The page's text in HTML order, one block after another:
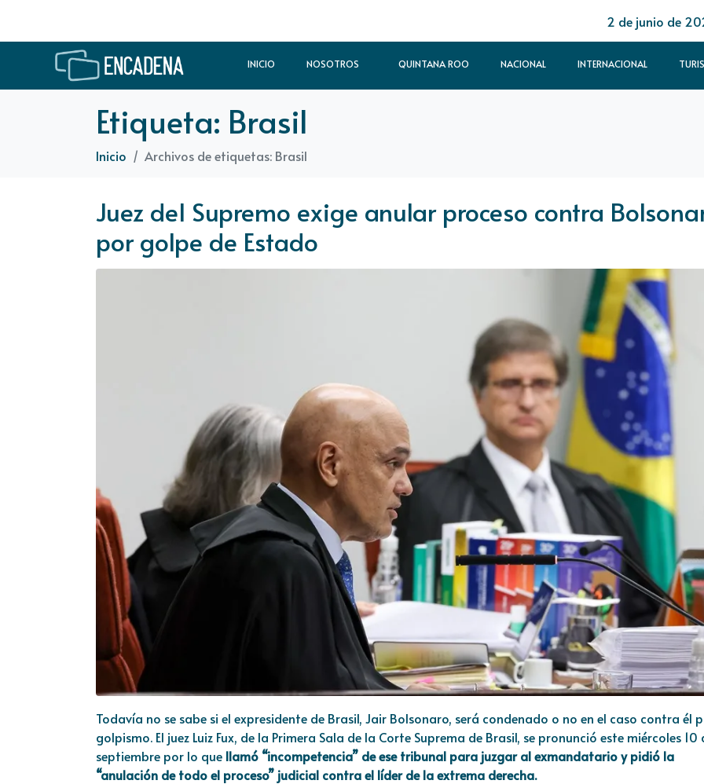
2 de junio de
INICIO NOSOTROS QUINTANA ROO NACIONAL INTERNACIONAL
Etiqueta: Brasil
Inicio Archivos de etiquetas: Brasil
Juez del Supremo exige anular proceso contra
por golpe de Estado
Todavía no se sabe si el expresidente de Brasil, Jair Bolsonaro, será condenado o no en el caso contra él
golpismo. El juez Luiz Fux, de la Primera Sala de la Corte Suprema de Brasil, se pronunció este miércoles 10
septiembre por lo que llamó “incompetencia” de ese tribunal para juzgar al exmandatario y pidió la
“anulación de todo el proceso” judicial contra el líder de la extrema derecha.